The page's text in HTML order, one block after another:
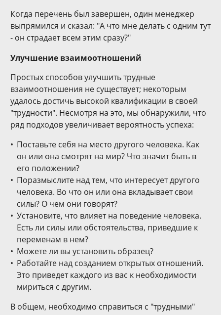
Когда перечень был завершен, один менеджер
выпрямился и сказал: "А что мне делать с одним тут
- он страдает всем этим сразу?"
Улучшение взаимоотношений
Простых способов улучшить трудные
взаимоотношения не существует; некоторым
удалось достичь высокой квалификации в своей
"трудности". Несмотря на это, мы обнаружили, что
ряд подходов увеличивает вероятность успеха:
Поставьте себя на место другого человека. Как
он или она смотрят на мир? Что значит быть в
его положении?
Поразмыслите над тем, что интересует другого
человека. Во что он или она вкладывает свои
силы? О чем они говорят?
Установите, что влияет на поведение человека.
Есть ли силы или обстоятельства, приведшие к
переменам в нем?
Можете ли вы установить образец?
Работайте над созданием открытых отношений.
Это приведет каждого из вас к необходимости
мириться с другим.
В общем, необходимо справиться с "трудными"